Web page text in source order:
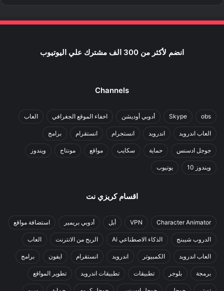
انضم لأكثر من 300 الف مشترك علي اليوتيوب
Channels
obs
Skype أدوبي أوديشن اخفاء الموقع الجغرافي العاب
العاب اندرويد اندرويد انستجرام انستقرام برامج
جوجل ادسنس حماية سكايب مواقع مونتاج ويندوز
ويندوز 10 يوتيوب
اقسام كريزي نت
Character Animator
VPN أبل أدوبي بريمير استضافة مواقع
الدروب شيبنج الذكاء الاصطناعي Ai الربح من الانترنت العاب
العاب اندرويد الكمبيوتر اندرويد انستقرام ايفون برامج
برمجة بلوجر تطبيقات تطبيقات اندرويد تطوير المواقع